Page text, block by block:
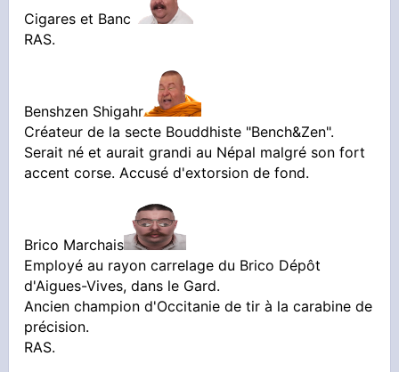
Cigares et Banc
RAS.
Benshzen Shigahr
Créateur de la secte Bouddhiste "Bench&Zen".
Serait né et aurait grandi au Népal malgré son fort
accent corse. Accusé d'extorsion de fond.
Brico Marchais
Employé au rayon carrelage du Brico Dépôt
d'Aigues-Vives, dans le Gard.
Ancien champion d'Occitanie de tir à la carabine de
précision.
RAS.